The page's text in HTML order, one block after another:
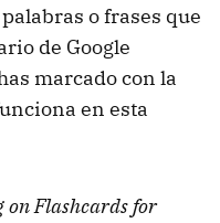
o frases que
de Google
marcado con la
en esta
on Flashcards for